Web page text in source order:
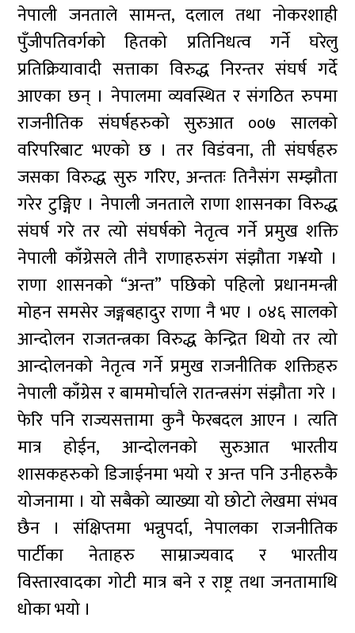
नेपाली जनताले सामन्त, दलाल तथा नोकरशाही
पुँजीपतिवर्गको हितको प्रतिनिधत्व गर्ने घरेलु
प्रतिक्रियावादी सत्ताका विरुद्ध निरन्तर संघर्ष गर्दे
आएका छन् । नेपालमा व्यवस्थित र संगठित रुपमा
राजनीतिक संघर्षहरुको सुरुआत ००७ सालको
वरिपरिबाट भएको छ । तर विडंवना, ती संघर्षहरु
जसका विरुद्ध सुरु गरिए, अन्ततः तिनैसंग सम्झौता
गरेर टुङ्गिए । नेपाली जनताले राणा शासनका विरुद्ध
संघर्ष गरे तर त्यो संघर्षको नेतृत्व गर्ने प्रमुख शक्ति
नेपाली काँग्रेसले तीनै राणाहरुसंग संझौता ग¥योे ।
राणा शासनको “अन्त” पछिको पहिलो प्रधानमन्त्री
मोहन समसेर जङ्गबहादुर राणा नै भए । ०४६ सालको
आन्दोलन राजतन्त्रका विरुद्ध केन्द्रित थियो तर त्यो
आन्दोलनको नेतृत्व गर्ने प्रमुख राजनीतिक शक्तिहरु
नेपाली काँग्रेस र बाममोर्चाले रातन्त्रसंग संझौता गरे ।
फेरि पनि राज्यसत्तामा कुनै फेरबदल आएन । त्यति
मात्र होईन, आन्दोलनको सुरुआत भारतीय
शासकहरुको डिजाईनमा भयो र अन्त पनि उनीहरुकै
योजनामा । यो सबैको व्याख्या यो छोटो लेखमा संभव
छैन । संक्षिप्तमा भन्नुपर्दा, नेपालका राजनीतिक
पार्टीका नेताहरु साम्राज्यवाद र भारतीय
विस्तारवादका गोटी मात्र बने र राष्ट्र तथा जनतामाथि
धोका भयो ।